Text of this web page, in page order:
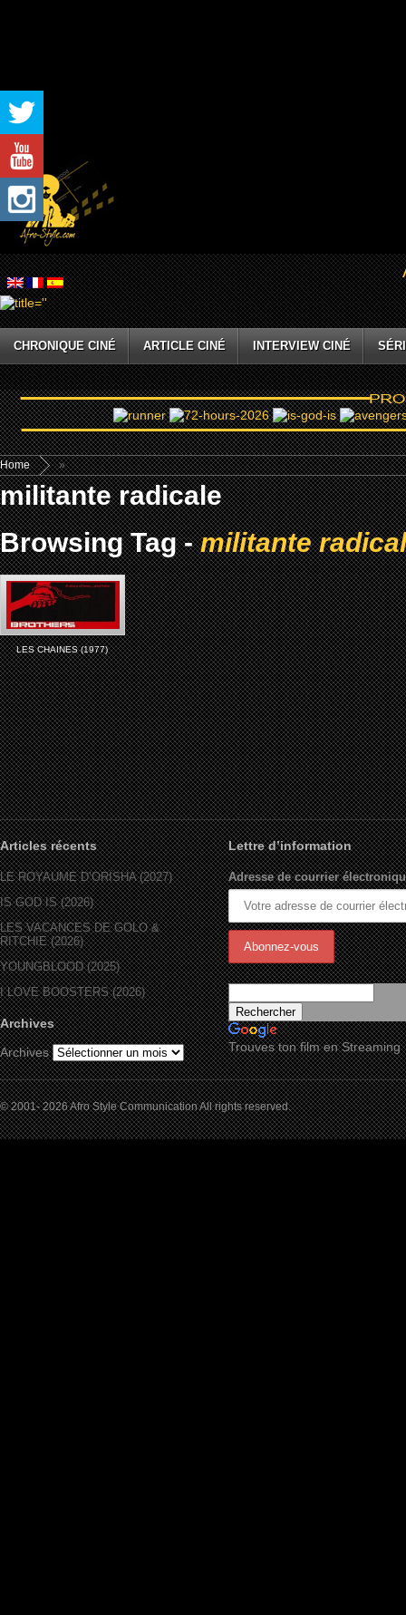
CHRONIQUE CINÉ ARTICLE CINÉ INTERVIEW CINÉ
Home »
militante radicale
Browsing Tag -militante
LES CHAINES (1977)
Articles récents
LE ROYAUME D’ORÏSHA (2027)
IS GOD IS (2026)
LES VACANCES DE GOLO &
RITCHIE (2026)
YOUNGBLOOD (2025)
I LOVE BOOSTERS (2026)
Archives
Archives
Lettre d’information
Adresse de courrier
Trouves ton film en Streaming
© 2001- 2026 Afro Style Communication All rights reserved.